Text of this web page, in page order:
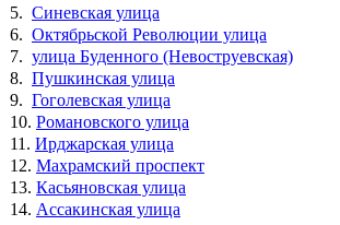
5. Синевская улица
6. Октябрьской Революции улица
7. улица Буденного (Невоструевская)
8. Пушкинская улица
9. Гоголевская улица
10. Романовского улица
11. Ирджарская улица
12. Махрамский проспект
13. Касьяновская улица
14. Ассакинская улица